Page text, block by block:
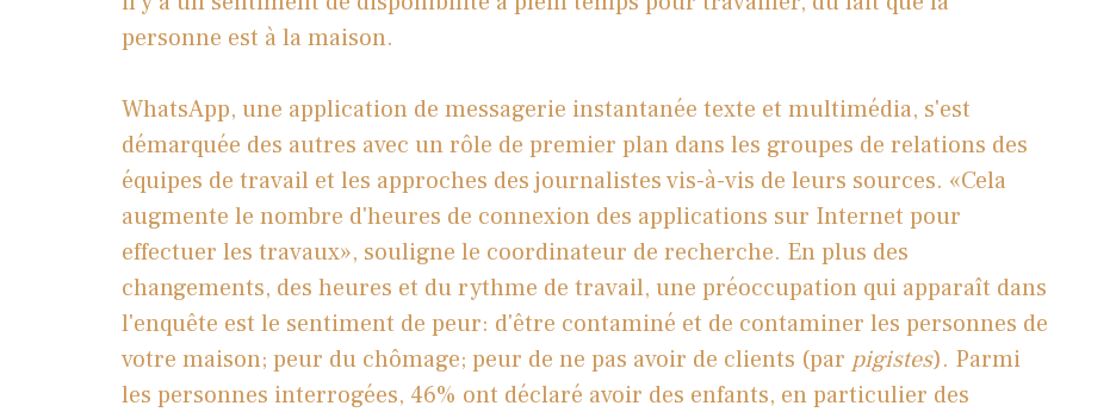
personne est à la maison.
WhatsApp, une application de messagerie instantanée texte et multimédia, s'est
démarquée des autres avec un rôle de premier plan dans les groupes de relations des
équipes de travail et les approches des journalistes vis-à-vis de leurs sources. «Cela
augmente le nombre d'heures de connexion des applications sur Internet pour
effectuer les travaux», souligne le coordinateur de recherche. En plus des
changements, des heures et du rythme de travail, une préoccupation qui apparaît dans
l'enquête est le sentiment de peur: d'être contaminé et de contaminer les personnes de
votre maison; peur du chômage; peur de ne pas avoir de clients (par pigistes). Parmi
les personnes interrogées, 46% ont déclaré avoir des enfants, en particulier des